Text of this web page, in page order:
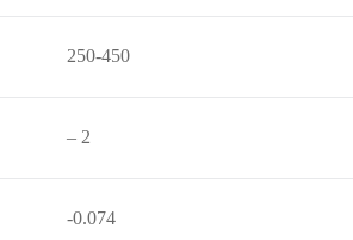
250-450
– 2
-0.074